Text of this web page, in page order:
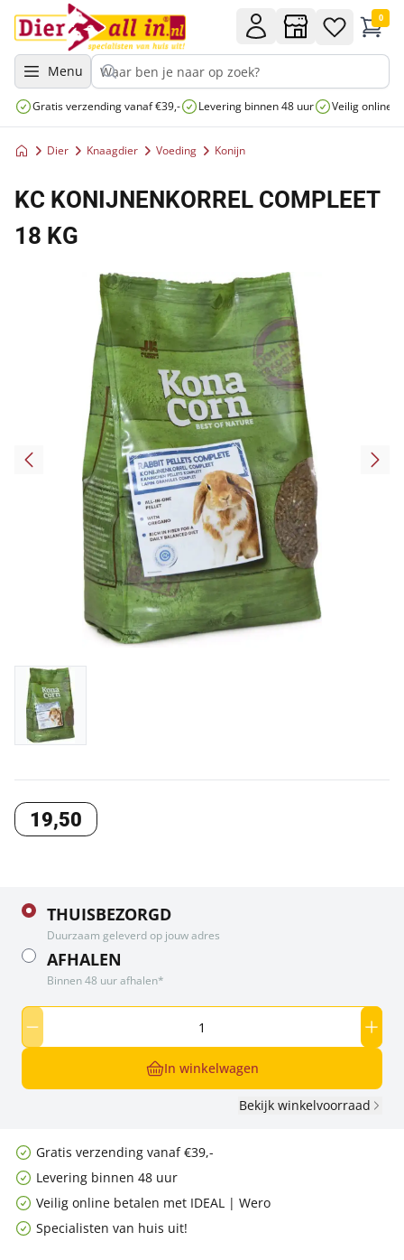
Menu
0
Gratis verzending vanaf €39,- Levering binnen 48 uur Veilig online
Dier Knaagdier Voeding Konijn
KC KONIJNENKORREL COMPLEET
18 KG
19,50
THUISBEZORGD
Duurzaam geleverd op jouw adres
AFHALEN
Binnen 48 uur afhalen*
In winkelwagen
Bekijk winkelvoorraad
Gratis verzending vanaf €39,-
Levering binnen 48 uur
Veilig online betalen met IDEAL | Wero
Specialisten van huis uit!